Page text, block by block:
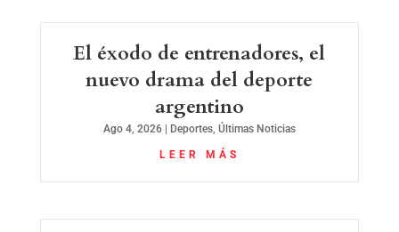
El éxodo de entrenadores, el
nuevo drama del deporte
argentino
Ago 4, 2026| Deportes, Últimas Noticias
LEER MÁS